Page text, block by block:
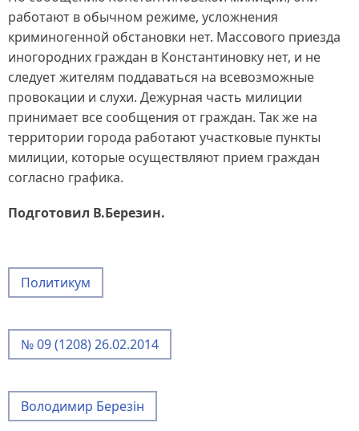
работают в обычном режиме, усложнения
криминогенной обстановки нет. Массового приезда
иногородних граждан в Константиновку нет, и не
следует жителям поддаваться на всевозможные
провокации и слухи. Дежурная часть милиции
принимает все сообщения от граждан. Так же на
территории города работают участковые пункты
милиции, которые осуществляют прием граждан
согласно графика.
Подготовил В.Березин.
Политикум
№ 09 (1208) 26.02.2014
Володимир Березін